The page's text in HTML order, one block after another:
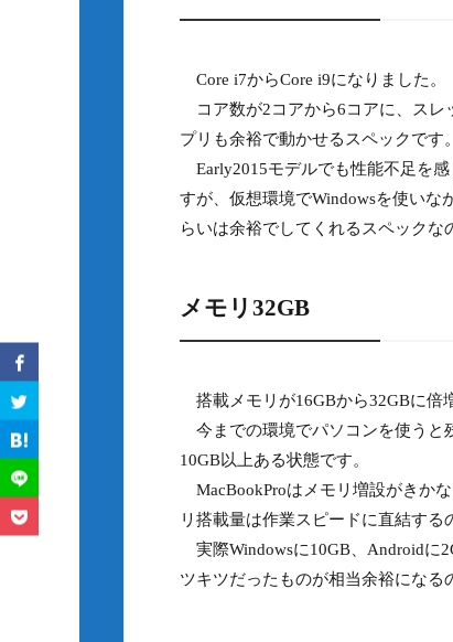
Core i7からCore i9になりました。
コア数が2コアから6コアに、スレ
プリも余裕で動かせるスペックです。
Early2015モデルでも性能不足を
すが、仮想環境でWindowsを使いな
らいは余裕でしてくれるスペックな
メモリ32GB
搭載メモリが16GBから32GBに倍
今までの環境でパソコンを使うと
10GB以上ある状態です。
MacBookProはメモリ増設がきか
リ搭載量は作業スピードに直結する
実際Windowsに10GB、Androidに
ツキツだったものが相当余裕になる